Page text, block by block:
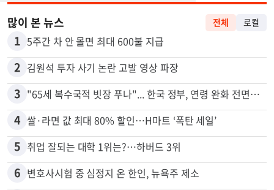
많이 본 뉴스 전체 로컬
1 5주간 차 안 몰면 최대 600불 지급
2 김원석 투자 사기 논란 고발 영상 파장
3 "65세 복수국적 빗장 푸나"... 한국 정부, 연령 완화 전면 추진
4 쌀·라면 값 최대 80% 할인…H마트 ‘폭탄 세일’
5 취업 잘되는 대학 1위는?…하버드 3위
6 변호사시험 중 심정지 온 한인, 뉴욕주 제소